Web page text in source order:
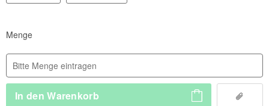
Menge
In den Warenkorb